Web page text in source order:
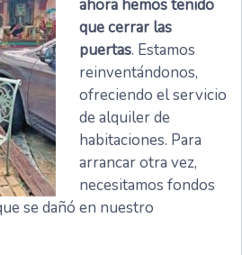
ahora hemos tenido
que cerrar las
puertas. Estamos
reinventándonos,
ofreciendo el servicio
de alquiler de
habitaciones. Para
arrancar otra vez,
necesitamos fondos
se dañó en nuestro